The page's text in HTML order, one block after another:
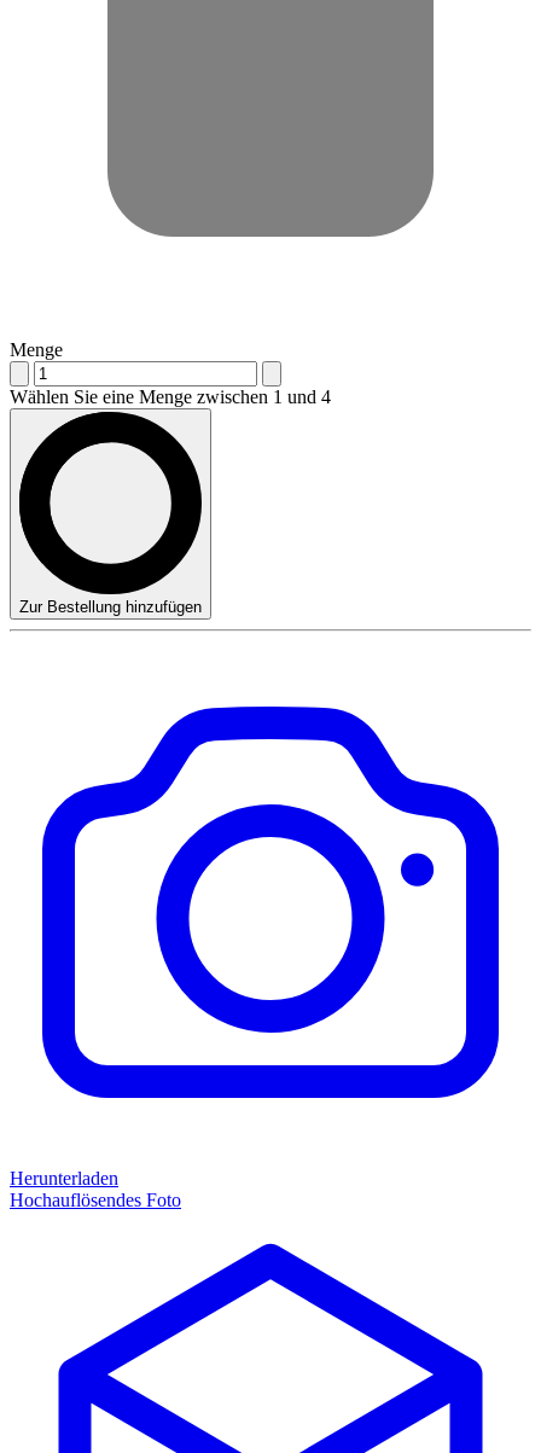
Menge
Wählen Sie eine Menge zwischen 1 und 4
Zur Bestellung hinzufügen
Herunterladen
Hochauflösendes Foto